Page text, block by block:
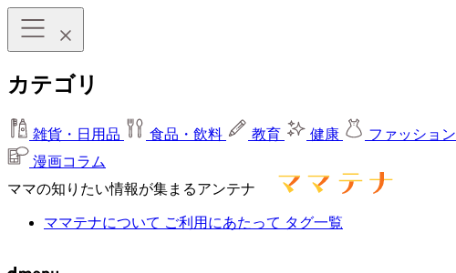
カテゴリ
雑貨・日用品 食品・飲料 教育 健康 ファッション
漫画コラム
ママの知りたい情報が集まるアンテナ
ママテナについて ご利用にあたって タグ一覧